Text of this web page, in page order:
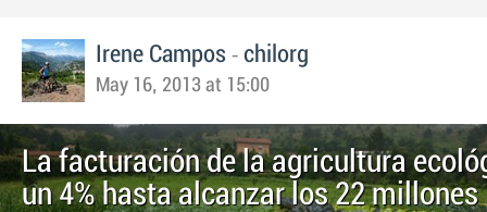
Irene Campos - chilorg
May 16, 2013 at 15:00
La facturación de la agricultura
un 4% hasta alcanzar los 22 millones